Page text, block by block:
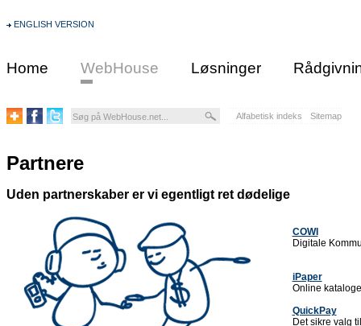
ENGLISH VERSION
Home WebHouse Løsninger
Alfabetisk indeks Sitemap
Partnere
Uden partnerskaber er vi egentligt ret dødelige
COWI
Digitale
iPaper
Online
QuickPay
Det sikre valg